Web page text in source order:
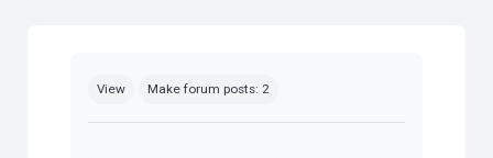
View Make forum posts: 2